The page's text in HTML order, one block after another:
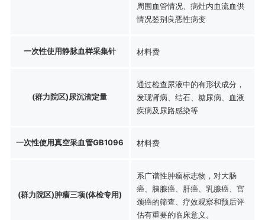
周围血管情况、病灶内血流血供
情况鉴别良恶性病变
一次性使用静脉血样采集针 材料费
(群力院区)尿沉渣定量
通过检查尿液中的有形状成分，
发现肾病、结石、糖尿病、血液
疾病及尿路感染等
一次性使用真空采血管GB1096 材料费
(群力院区)肿瘤三项(体检专用)
系广谱性肿瘤标志物，对大肠
癌、胰腺癌、肝癌、乳腺癌、宫
颈癌的筛查、疗效观察和预后评
估有重要的临床意义。